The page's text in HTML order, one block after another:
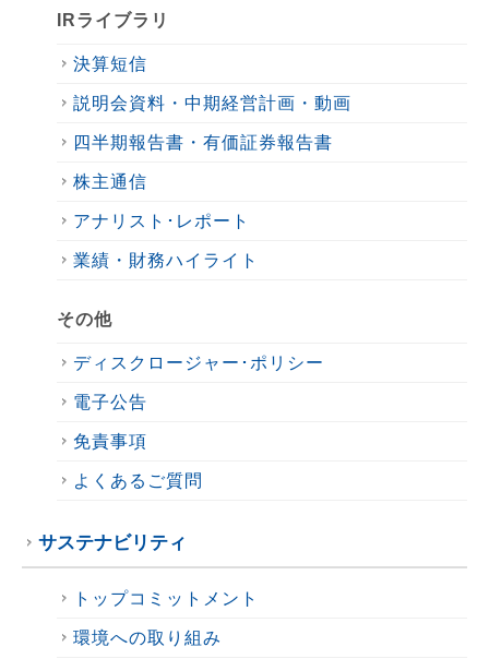
IRライブラリ
決算短信
説明会資料・中期経営計画・動画
四半期報告書・有価証券報告書
株主通信
アナリスト･レポート
業績・財務ハイライト
その他
ディスクロージャー･ポリシー
電子公告
免責事項
よくあるご質問
サステナビリティ
トップコミットメント
環境への取り組み